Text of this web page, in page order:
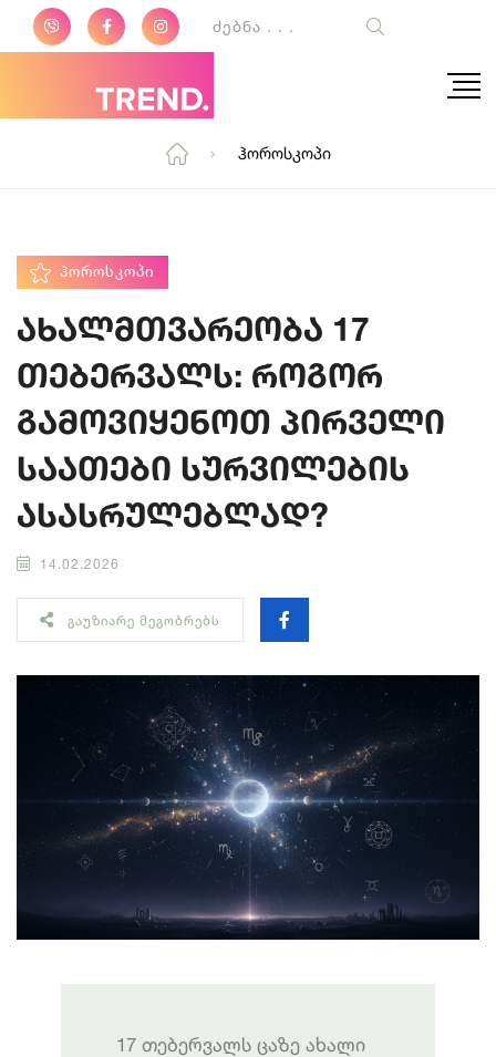
Ჰოროსკოპი
ᲰᲝᲠᲝᲡᲙᲝᲞᲘ
ახალმთვარეობა 17
თებერვალს: როგორ
გამოვიყენოთ პირველი
საათები სურვილების
ასასრულებლად?
14.02.2026
ᲒᲐᲣᲖᲘᲐᲠᲔ ᲛᲔᲒᲝᲑᲠᲔᲑᲡ
17 თებერვალს ცაზე ახალი